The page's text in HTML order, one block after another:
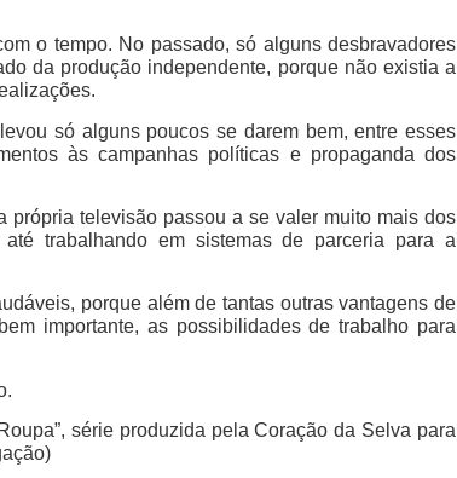
o tempo. No passado, só alguns desbravadores
da produção independente, porque não existia a
só alguns poucos se darem bem, entre esses
às campanhas políticas e propaganda dos
própria televisão passou a se valer muito mais dos
trabalhando em sistemas de parceria para a
porque além de tantas outras vantagens de
importante, as possibilidades de trabalho para
série produzida pela Coração da Selva para